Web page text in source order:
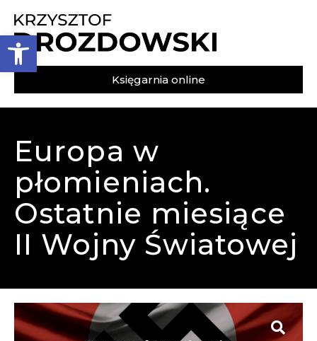
Otwórz pasek narzędzi
Księgarnia online
Europa w
płomieniach.
Ostatnie miesiące
II Wojny Światowej